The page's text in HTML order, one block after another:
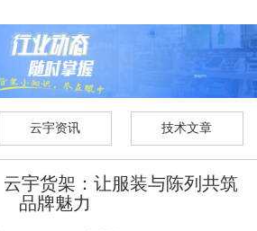
云宇资讯 技术文章
宇货架：让服装与陈列共筑
品牌魅力